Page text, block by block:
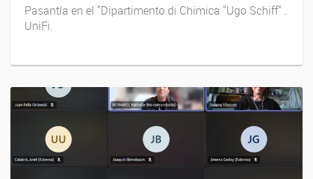
Pasantía en el "Dipartimento di Chimica "Ugo Schiff" .
UniFi.